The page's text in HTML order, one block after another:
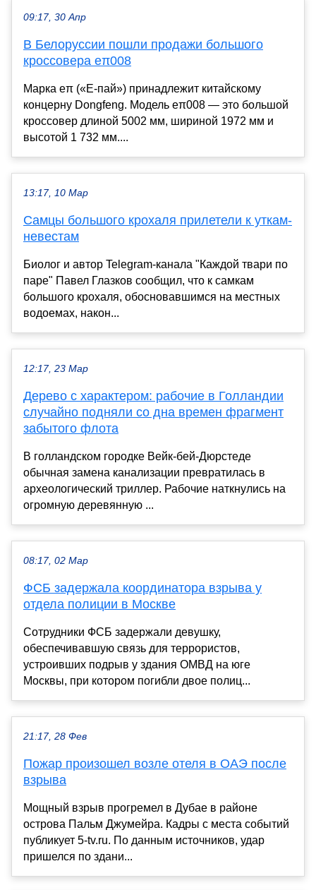
09:17, 30 Апр
В Белоруссии пошли продажи большого
кроссовера eπ008
Марка eπ («Е-пай») принадлежит китайскому
концерну Dongfeng. Модель eπ008 — это большой
кроссовер длиной 5002 мм, шириной 1972 мм и
высотой 1 732 мм....
13:17, 10 Мар
Самцы большого крохаля прилетели к уткам-
невестам
Биолог и автор Telegram-канала "Каждой твари по
паре" Павел Глазков сообщил, что к самкам
большого крохаля, обосновавшимся на местных
водоемах, након...
12:17, 23 Мар
Дерево с характером: рабочие в Голландии
случайно подняли со дна времен фрагмент
забытого флота
В голландском городке Вейк-бей-Дюрстеде
обычная замена канализации превратилась в
археологический триллер. Рабочие наткнулись на
огромную деревянную ...
08:17, 02 Мар
ФСБ задержала координатора взрыва у
отдела полиции в Москве
Сотрудники ФСБ задержали девушку,
обеспечивавшую связь для террористов,
устроивших подрыв у здания ОМВД на юге
Москвы, при котором погибли двое полиц...
21:17, 28 Фев
Пожар произошел возле отеля в ОАЭ после
взрыва
Мощный взрыв прогремел в Дубае в районе
острова Пальм Джумейра. Кадры с места событий
публикует 5-tv.ru. По данным источников, удар
пришелся по здани...